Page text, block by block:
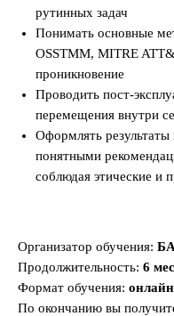
рутинных задач
Понимать основные
OSSTMM, MITRE
проникновение
Проводить пост-
перемещения внутри
Оформлять результаты
понятными
соблюдая этические и
Организатор обучения:
Продолжительность: 6
Формат обучения:
По окончанию вы